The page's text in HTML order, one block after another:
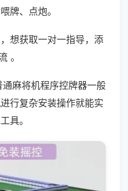
牌、点炮。
想获取一对一指导，添
。
麻将机程序控牌器一般
行复杂安装操作就能实
具。